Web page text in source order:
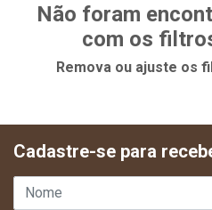
Não foram
com os
Remova ou ajuste os
Cadastre-se para